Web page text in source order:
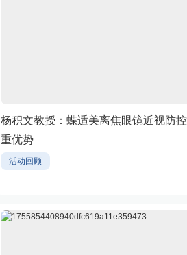
杨积文教授：蝶适美离焦眼镜近视防
重优势
活动回顾